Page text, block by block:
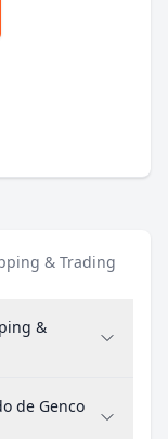
& Trading
&
de Genco